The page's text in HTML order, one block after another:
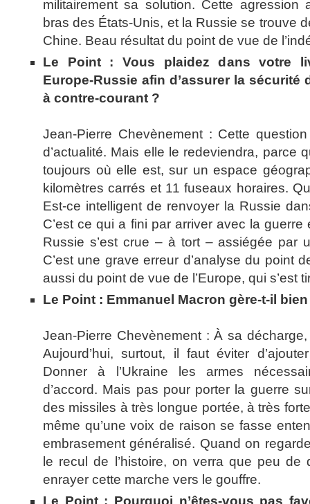
militairement sa solution. Cette agression
bras des États-Unis, et la Russie se trouve
Chine. Beau résultat du point de vue de
Le Point : Vous plaidez dans votre
Europe-Russie afin d’assurer la sécurité
à contre-courant ?
Jean-Pierre Chevènement : Cette question
d’actualité. Mais elle le redeviendra, parce
toujours où elle est, sur un espace
kilomètres carrés et 11 fuseaux horaires.
Est-ce intelligent de renvoyer la Russie
C’est ce qui a fini par arriver avec la
Russie s’est crue – à tort – assiégée par
C’est une grave erreur d’analyse du point
aussi du point de vue de l’Europe, qui s’est
Le Point : Emmanuel Macron gère-t-il
Jean-Pierre Chevènement : À sa
Aujourd’hui, surtout, il faut éviter
Donner à l’Ukraine les armes
d’accord. Mais pas pour porter la guerre
des missiles à très longue portée, à très
même qu’une voix de raison se fasse
embrasement généralisé. Quand on
le recul de l’histoire, on verra que peu de
enrayer cette marche vers le gouffre.
Le Point : Pourquoi n’êtes-vous pas